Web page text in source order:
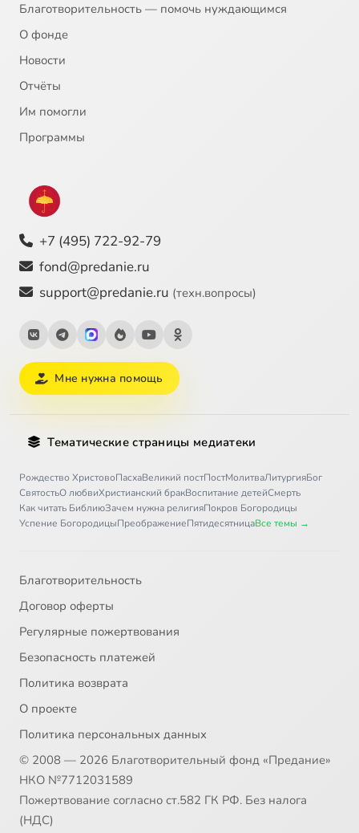
Благотворительность — помочь нуждающимся
О фонде
Новости
Отчёты
Им помогли
Программы
+7 (495) 722-92-79
fond@predanie.ru
support@predanie.ru (техн.вопросы)
Мне нужна помощь
Тематические страницы медиатеки
Рождество ХристовоПасхаВеликий постПостМолитваЛитургияБог
СвятостьО любвиХристианский бракВоспитание детейСмерть
Как читать БиблиюЗачем нужна религияПокров Богородицы
Успение БогородицыПреображениеПятидесятницаВсе темы →
Благотворительность
Договор оферты
Регулярные пожертвования
Безопасность платежей
Политика возврата
О проекте
Политика персональных данных
© 2008 — 2026 Благотворительный фонд «Предание»
НКО №7712031589
Пожертвование согласно ст.582 ГК РФ. Без налога
(НДС)